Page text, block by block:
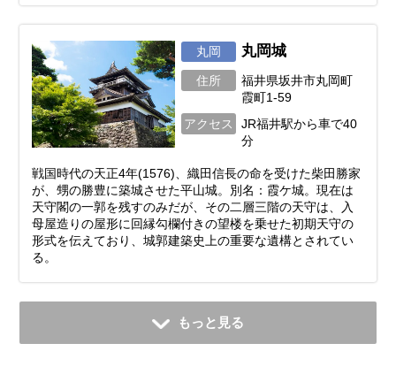
丸岡 丸岡城
住所
福井県坂井市丸岡町
霞町1-59
アクセス
JR福井駅から車で40
分
戦国時代の天正4年(1576)、織田信長の命を受けた柴田勝家
が、甥の勝豊に築城させた平山城。別名：霞ケ城。現在は
天守閣の一郭を残すのみだが、その二層三階の天守は、入
母屋造りの屋形に回縁勾欄付きの望楼を乗せた初期天守の
形式を伝えており、城郭建築史上の重要な遺構とされてい
る。
もっと見る